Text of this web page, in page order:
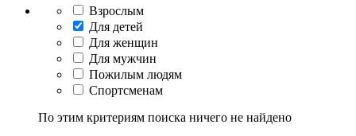
Взрослым
Для детей
Для женщин
Для мужчин
Пожилым людям
Спортсменам
По этим критериям поиска ничего не найдено